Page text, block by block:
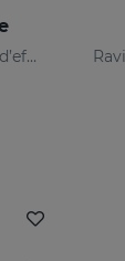
Ravivez votre peau avec un niveau d’efficacité jamais égalé